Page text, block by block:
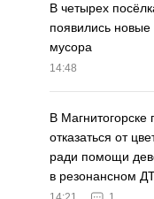
В четырех
появились
мусора
14:48
В Магнитогорске
отказаться от
ради помощи
в резонансном